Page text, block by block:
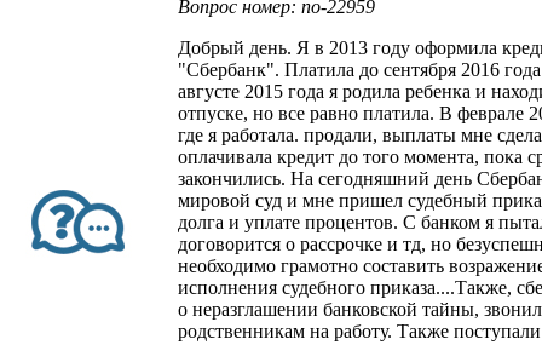
Вопрос номер: no-22959
Добрый день. Я в 2013 году оформила
"Сбербанк". Платила до сентября 2016
августе 2015 года я родила ребенка и
отпуске, но все равно платила. В феврале
где я работала. продали, выплаты мне
оплачивала кредит до того момента, пока
закончились. На сегодняшний день
мировой суд и мне пришел судебный
долга и уплате процентов. С банком я
договорится о рассрочке и тд, но
необходимо грамотно составить
исполнения судебного приказа....Также,
о неразглашении банковской тайны,
родственникам на работу. Также